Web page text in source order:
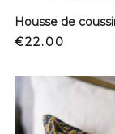
Price
€22.00